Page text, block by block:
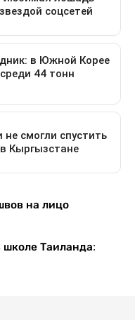
на лицо
школе Таиланда: